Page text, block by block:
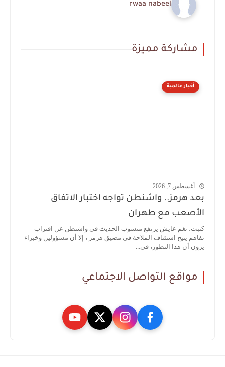
rwaa nabeel
مشاركة مميزة
أخبار عالمية
أغسطس 7, 2026
بعد هرمز.. واشنطن تواجه اختبار الاتفاق
الأصعب مع طهران
كتبت: نغم عايش يرتفع منسوب الحديث في واشنطن عن اقتراب
تفاهم يتيح استئناف الملاحة في مضيق هرمز ، إلا أن مسؤولين وخبراء
يرون أن هذا التطور، في...
مواقع التواصل الاجتماعي